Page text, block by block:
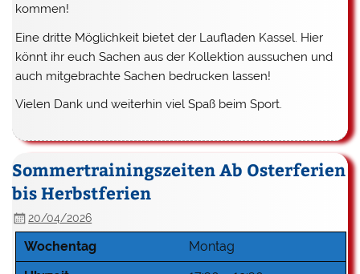
kommen!
Eine dritte Möglichkeit bietet der Laufladen Kassel. Hier
könnt ihr euch Sachen aus der Kollektion aussuchen und
auch mitgebrachte Sachen bedrucken lassen!
Vielen Dank und weiterhin viel Spaß beim Sport.
Sommertrainingszeiten Ab Osterferien
bis Herbstferien
20/04/2026
Wochentag
Montag